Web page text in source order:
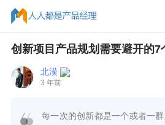
创新项目产品规划需要避开的7
北漠
3 年前
每一次的创新都是一个或者一